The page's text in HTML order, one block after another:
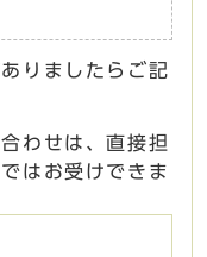
りましたらご記
わせは、直接担
はお受けできま